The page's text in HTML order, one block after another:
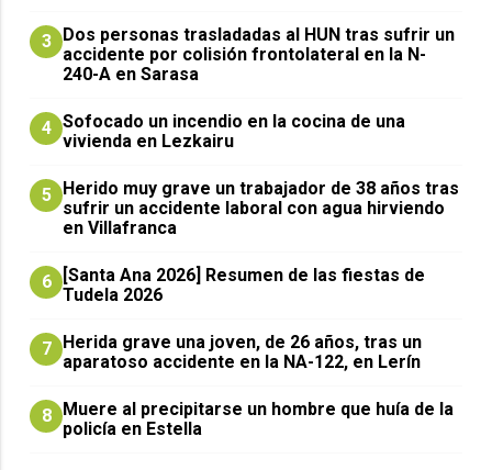
3
​Dos personas trasladadas al HUN tras sufrir un
accidente por colisión frontolateral en la N-
240-A en Sarasa
4 Sofocado un incendio en la cocina de una
vivienda en Lezkairu
5
Herido muy grave un trabajador de 38 años tras
sufrir un accidente laboral con agua hirviendo
en Villafranca
6
[Santa Ana 2026] Resumen de las fiestas de
Tudela 2026
7
Herida grave una joven, de 26 años, tras un
aparatoso accidente en la NA-122, en Lerín
8
Muere al precipitarse un hombre que huía de la
policía en Estella